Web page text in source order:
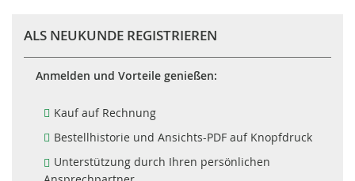
ALS NEUKUNDE REGISTRIEREN
Anmelden und Vorteile genießen:
Kauf auf Rechnung
Bestellhistorie und Ansichts-PDF auf Knopfdruck
Unterstützung durch Ihren persönlichen